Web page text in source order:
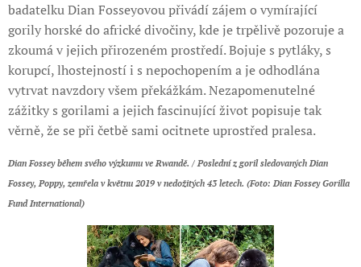
badatelku Dian Fosseyovou přivádí zájem o vymírající
gorily horské do africké divočiny, kde je trpělivě pozoruje a
zkoumá v jejich přirozeném prostředí. Bojuje s pytláky, s
korupcí, lhostejností i s nepochopením a je odhodlána
vytrvat navzdory všem překážkám. Nezapomenutelné
zážitky s gorilami a jejich fascinující život popisuje tak
věrně, že se při četbě sami ocitnete uprostřed pralesa.
Dian Fossey během svého výzkumu ve Rwandě. / Poslední z goril sledovaných Dian
Fossey, Poppy, zemřela v květnu 2019 v nedožitých 43 letech. (Foto: Dian Fossey Gorilla
Fund International)